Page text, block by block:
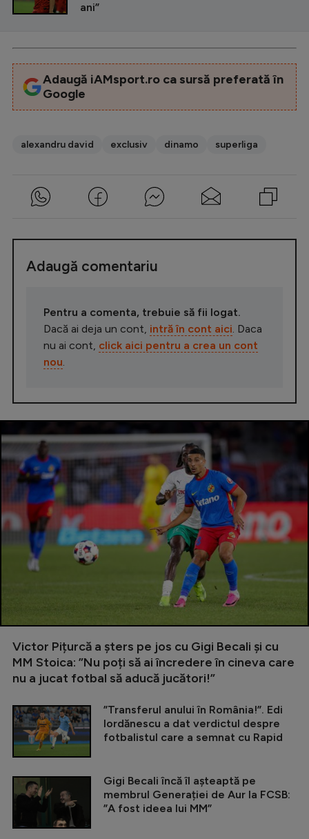
ani”
Adaugă iAMsport.ro ca sursă preferată în
Google
alexandru david exclusiv dinamo superliga
Adaugă comentariu
Pentru a comenta, trebuie să fii logat.
Dacă ai deja un cont, intră în cont aici. Daca
nu ai cont, click aici pentru a crea un cont
nou.
Victor Pițurcă a șters pe jos cu Gigi Becali și cu
MM Stoica: ”Nu poți să ai încredere în cineva care
nu a jucat fotbal să aducă jucători!”
”Transferul anului în România!”. Edi
Iordănescu a dat verdictul despre
fotbalistul care a semnat cu Rapid
Gigi Becali încă îl așteaptă pe
membrul Generației de Aur la FCSB:
”A fost ideea lui MM”